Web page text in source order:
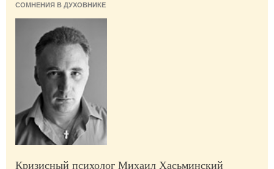
СОМНЕНИЯ В ДУХОВНИКЕ
Кризисный психолог Михаил Хасьминский